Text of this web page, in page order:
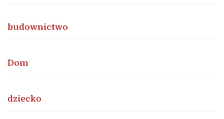
budownictwo
Dom
dziecko